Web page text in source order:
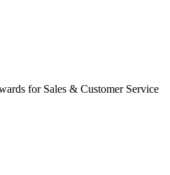
for Sales & Customer Service